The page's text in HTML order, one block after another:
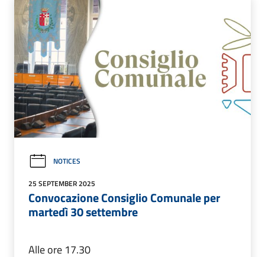
NOTICES
25 SEPTEMBER 2025
Convocazione Consiglio Comunale per
martedì 30 settembre
Alle ore 17.30